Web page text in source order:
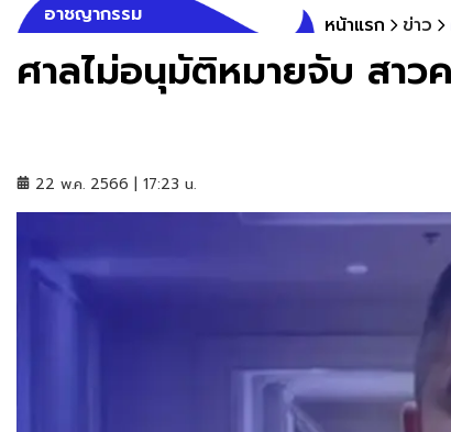
อาชญากรรม หน้าแรก ข่าว
ศาลไม่อนุมัติหมายจับ สา
22 พ.ค. 2566 | 17:23 น.